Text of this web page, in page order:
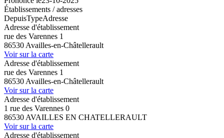
Établissements / adresses
DepuisTypeAdresse
Adresse d'établissement
rue des Varennes 1
86530 Availles-en-Châtellerault
Voir sur la carte
Adresse d'établissement
rue des Varennes 1
86530 Availles-en-Châtellerault
Voir sur la carte
Adresse d'établissement
1 rue des Varennes 0
86530 AVAILLES EN CHATELLERAULT
Voir sur la carte
Adresse d'établissement